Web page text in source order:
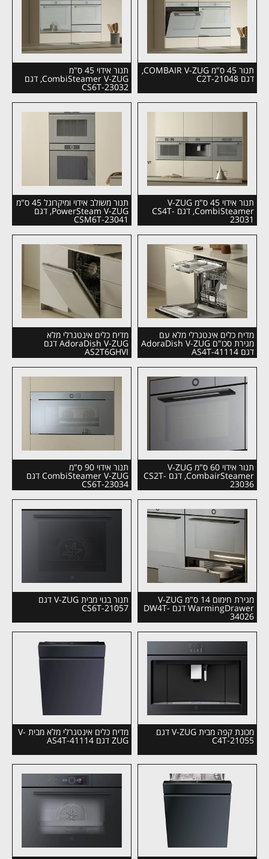
תנור 45 ס"מ COMBAIR V-ZUG,
דגם C2T-21048
תנור אידוי 45 ס"מ
CombiSteamer V-ZUG, דגם
CS6T-23032
תנור אידוי 45 ס"מ V-ZUG
CombiSteamer, דגם CS4T-
23031
תנור משולב אידוי ומיקרוגל 45 ס"מ
PowerSteam V-ZUG, דגם
CSM6T-23041
מדיח כלים אינטגרלי מלא עם
מגירת סכו"ם AdoraDish V-ZUG
דגם AS4T-41114
מדיח כלים אינטגרלי מלא
AdoraDish V-ZUG דגם
AS2T6GHVI
תנור אידוי 60 ס"מ V-ZUG
CombairSteamer, דגם CS2T-
23036
תנור אידוי 90 ס"מ
CombiSteamer V-ZUG דגם
CS6T-23034
מגירת חימום 14 ס"מ V-ZUG
WarmingDrawer דגם DW4T-
34026
תנור בנוי מבית V-ZUG דגם
CS6T-21057
מכונת קפה מבית V-ZUG דגם
C4T-21055
מדיח כלים אינטגרלי מלא מבית V-
ZUG דגם AS4T-41114